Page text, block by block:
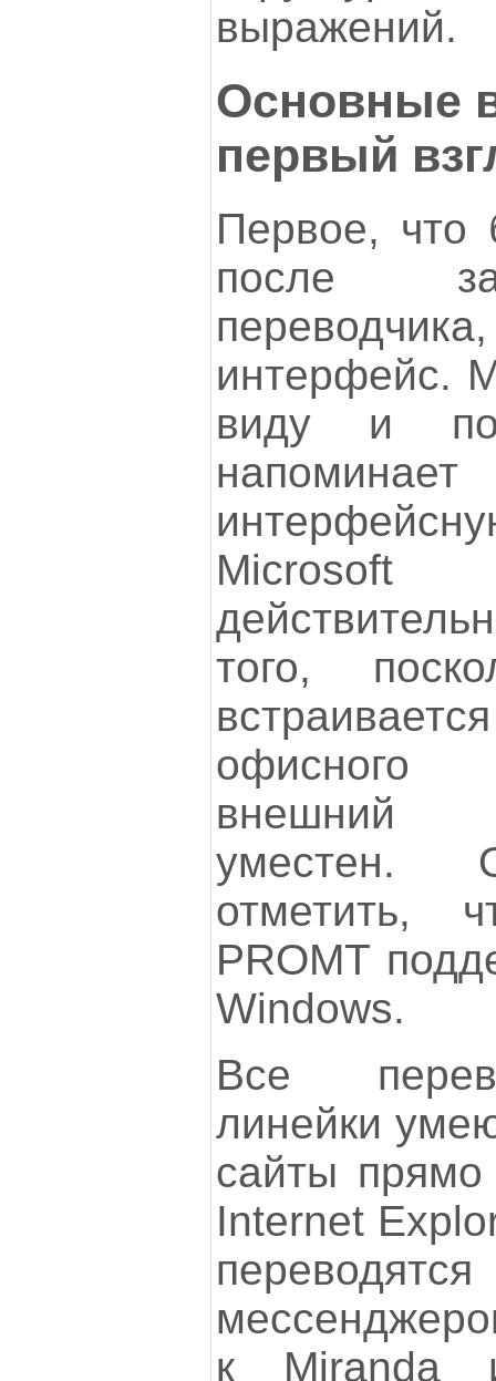
выражений.
Основные
первый
Первое, что
после
интерфейс.
виду и
того,
офисного
внешний
уместен.
отметить,
PROMT
Windows.
Все
линейки
сайты прямо
Internet
к Miranda